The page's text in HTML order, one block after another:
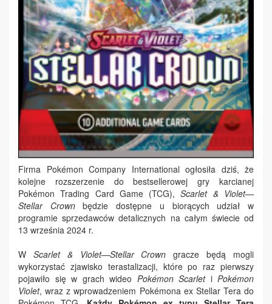
Firma Pokémon Company International ogłosiła dziś, że
kolejne rozszerzenie do bestsellerowej gry karcianej
Pokémon Trading Card Game (TCG),Scarlet & Violet—
Stellar Crownbędzie dostępne u biorących udział w
programie sprzedawców detalicznych na całym świecie od
13 września 2024 r.
W Scarlet & Violet—Stellar Crown gracze będą mogli
wykorzystać zjawisko terastalizacji, które po raz pierwszy
pojawiło się w grach wideo Pokémon Scarleti Pokémon
Violet, wraz z wprowadzeniem Pokémona ex Stellar Tera do